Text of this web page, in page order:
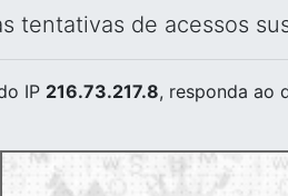
tentativas de acessos
IP 216.73.217.8, responda ao